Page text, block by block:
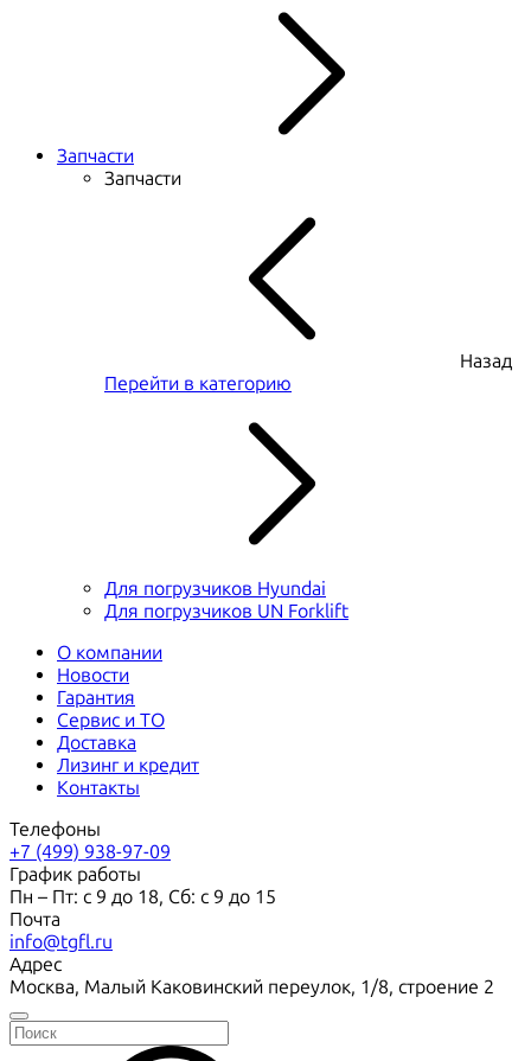
Запчасти
Запчасти
Назад
Перейти в категорию
Для погрузчиков Hyundai
Для погрузчиков UN Forklift
О компании
Новости
Гарантия
Сервис и ТО
Доставка
Лизинг и кредит
Контакты
Телефоны
+7 (499) 938-97-09
График работы
Пн – Пт: с 9 до 18, Сб: с 9 до 15
Почта
info@tgfl.ru
Адрес
Москва, Малый Каковинский переулок, 1/8, строение 2